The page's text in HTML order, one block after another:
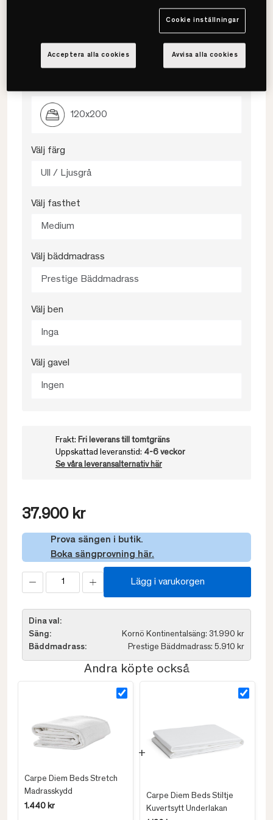
Passar dig som föredrar en mjukare känsla
120x200
Välj färg
Ull / Ljusgrå
Välj fasthet
Medium
Välj bäddmadrass
Prestige Bäddmadrass
Välj ben
Inga
Välj gavel
Ingen
Frakt: Fri leverans till tomtgräns
Uppskattad leveranstid: 4-6 veckor
Se våra leveransalternativ här
37.900 kr
Prova sängen i butik.
Boka sängprovning här.
Lägg i varukorgen
Dina val:
Säng:
Kornö Kontinentalsäng: 31.990 kr
Bäddmadrass:
Prestige Bäddmadrass: 5.910 kr
Andra köpte också
Carpe Diem Beds Stretch
Madrasskydd
1.440 kr
Carpe Diem Beds Stiltje
Kuvertsytt Underlakan
Cookie inställningar
Avvisa alla cookies
Acceptera alla cookies